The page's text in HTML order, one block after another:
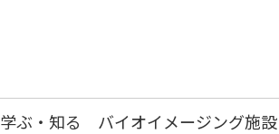
学ぶ・知る バイオイメージング施設